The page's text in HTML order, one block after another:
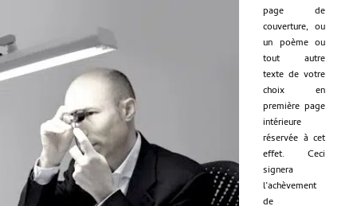
page de
couverture, ou
un poème ou
tout autre
texte de votre
choix en
première page
intérieure
réservée à cet
effet. Ceci
signera
l’achèvement
de